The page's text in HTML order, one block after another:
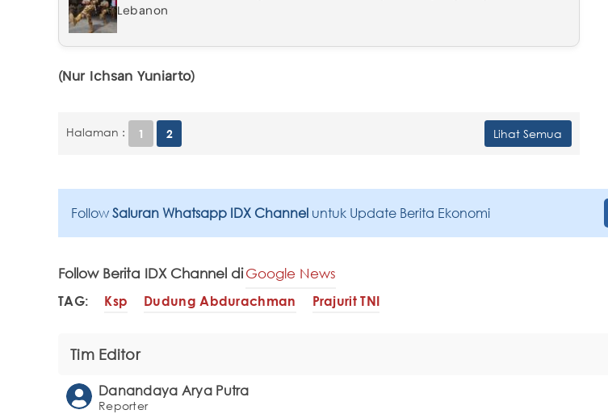
Lebanon
(Nur Ichsan Yuniarto)
Halaman : 1 2 Lihat Semua
Follow Saluran Whatsapp IDX Channel untuk Update Berita Ekonomi
Follow Berita IDX Channel diGoogle News
TAG: Ksp Dudung Abdurachman Prajurit TNI
Tim Editor
Danandaya Arya Putra
Reporter